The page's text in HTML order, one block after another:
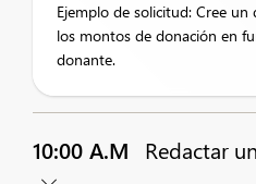
Ejemplo de solicitud: Cree
los montos de donación en
donante.
10:00 A.M Redactar